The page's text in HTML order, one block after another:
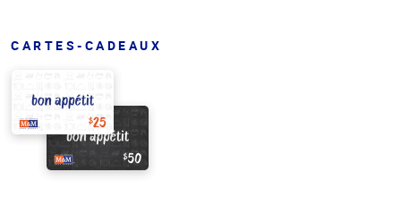
CARTES-CADEAUX